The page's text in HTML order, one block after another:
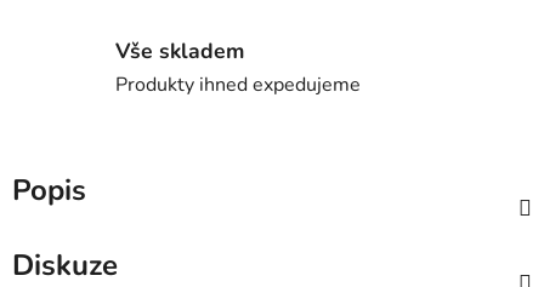
Vše skladem
Produkty ihned expedujeme
Popis
Diskuze